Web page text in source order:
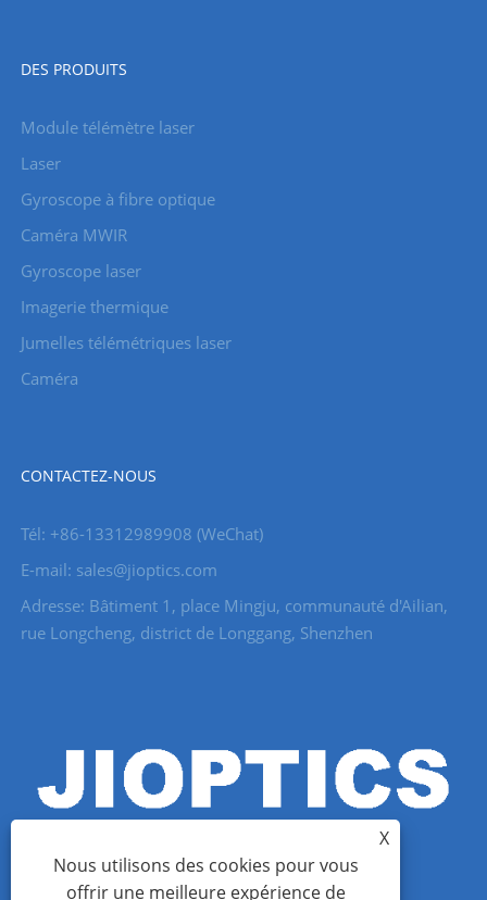
DES PRODUITS
Module télémètre laser
Laser
Gyroscope à fibre optique
Caméra MWIR
Gyroscope laser
Imagerie thermique
Jumelles télémétriques laser
Caméra
CONTACTEZ-NOUS
Tél: +86-13312989908 (WeChat)
E-mail: sales@jioptics.com
Adresse: Bâtiment 1, place Mingju, communauté d'Ailian,
rue Longcheng, district de Longgang, Shenzhen
X
Nous utilisons des cookies pour vous
offrir une meilleure expérience de